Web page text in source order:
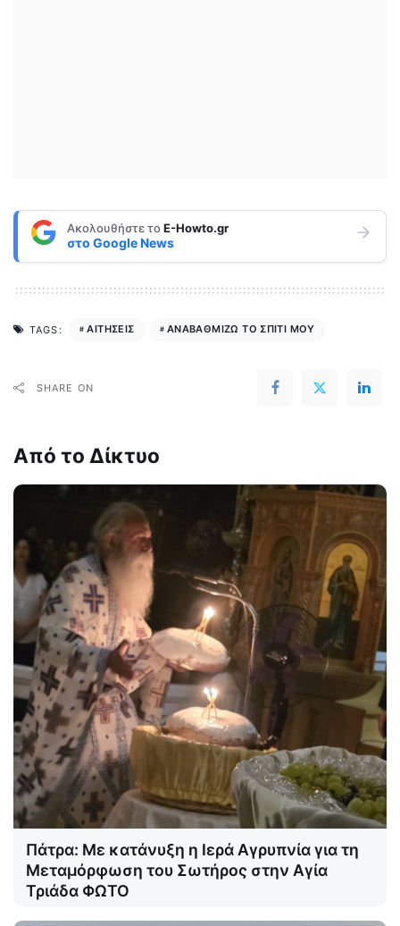
Ακολουθήστε τοE-Howto.gr
στο Google News
TAGS: ΑΙΤΗΣΕΙΣ ΑΝΑΒΑΘΜΙΖΩ ΤΟ ΣΠΙΤΙ ΜΟΥ
SHARE ON
Από το Δίκτυο
Πάτρα: Με κατάνυξη η Ιερά Αγρυπνία για τη
Μεταμόρφωση του Σωτήρος στην Αγία
Τριάδα ΦΩΤΟ